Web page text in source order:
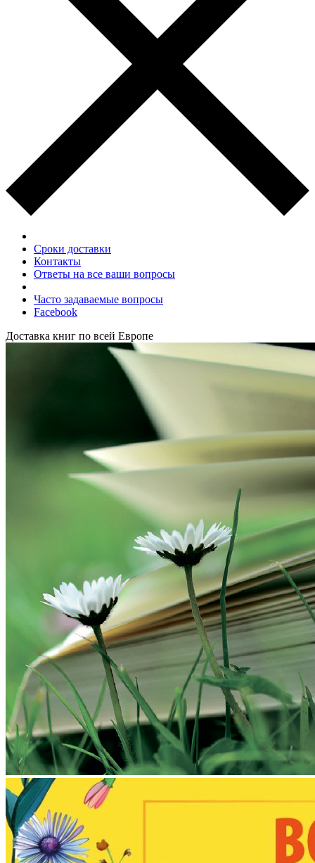
Сроки доставки
Контакты
Ответы на все ваши вопросы
Часто задаваемые вопросы
Facebook
Доставка книг по всей Европе